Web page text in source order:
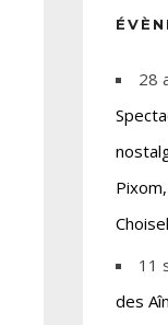
28
Choisel
11
des